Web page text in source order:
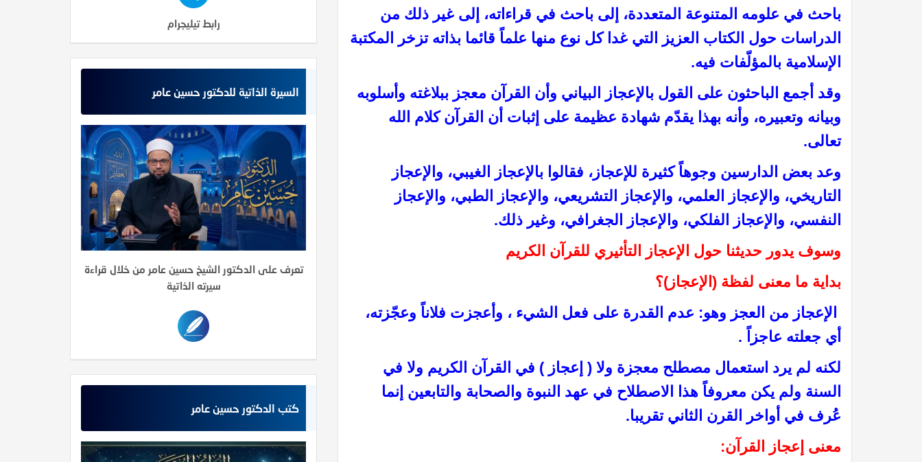
باحث في علومه المتنوعة المتعددة، إلى باحث في قراءاته، إلى غير ذلك من
الدراسات حول الكتاب العزيز التي غدا كل نوع منها علماً قائما بذاته تزخر المكتبة
الإسلامية بالمؤلّفات فيه.
وقد أجمع الباحثون على القول بالإعجاز البياني وأن القرآن معجز ببلاغته وأسلوبه
وبيانه وتعبيره، وأنه بهذا يقدّم شهادة عظيمة على إثبات أن القرآن كلام الله
تعالى.
وعد بعض الدارسين وجوهاً كثيرة للإعجاز، فقالوا بالإعجاز الغيبي، والإعجاز
التاريخي، والإعجاز العلمي، والإعجاز التشريعي، والإعجاز الطبي، والإعجاز
النفسي، والإعجاز الفلكي، والإعجاز الجغرافي، وغير ذلك.
وسوف يدور حديثنا حول الإعجاز التأثيري للقرآن الكريم
بداية ما معنى لفظة (الإعجاز)؟
الإعجاز من العجز وهو: عدم القدرة على فعل الشيء ، وأعجزت فلاناً وعجّزته،
أي جعلته عاجزاً .
لكنه لم يرد استعمال مصطلح معجزة ولا ( إعجاز ) في القرآن الكريم ولا في
السنة ولم يكن معروفاً هذا الاصطلاح في عهد النبوة والصحابة والتابعين إنما
عُرف في أواخر القرن الثاني تقريبا.
معنى إعجاز القرآن:
رابط تيليجرام
السيرة الذاتية للدكتور حسين عامر
تعرف على الدكتور الشيخ حسين عامر من خلال قراءة
سيرته الذاتية
كتب الدكتور حسين عامر